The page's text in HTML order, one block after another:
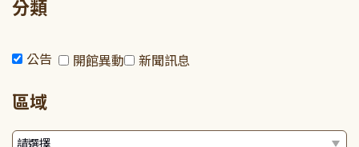
分類
公告 開館異動 新聞訊息
區域